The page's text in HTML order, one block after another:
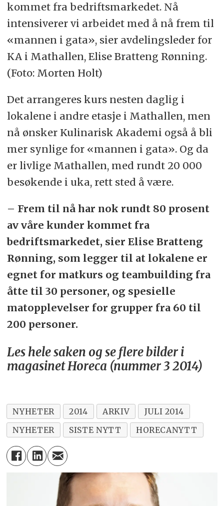
kommet fra bedriftsmarkedet. Nå
intensiverer vi arbeidet med å nå frem til
«mannen i gata», sier avdelingsleder for
KA i Mathallen, Elise Bratteng Rønning.
(Foto: Morten Holt)
Det arrangeres kurs nesten daglig i
lokalene i andre etasje i Mathallen, men
nå ønsker Kulinarisk Akademi også å bli
mer synlige for «mannen i gata». Og da
er livlige Mathallen, med rundt 20 000
besøkende i uka, rett sted å være.
– Frem til nå har nok rundt 80 prosent
av våre kunder kommet fra
bedriftsmarkedet, sier Elise Bratteng
Rønning, som legger til at lokalene er
egnet for matkurs og teambuilding fra
åtte til 30 personer, og spesielle
matopplevelser for grupper fra 60 til
200 personer.
Les hele saken og se flere bilder i
magasinet Horeca (nummer 3 2014)
NYHETER 2014 ARKIV
JULI 2014
NYHETER
SISTE NYTT HORECANYTT